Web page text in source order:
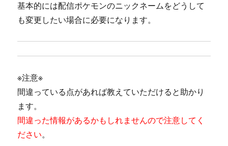
基本的には配信ポケモンのニックネームをどうして
も変更したい場合に必要になります。
※注意※
間違っている点があれば教えていただけると助かり
ます。
間違った情報があるかもしれませんので注意してく
ださい。